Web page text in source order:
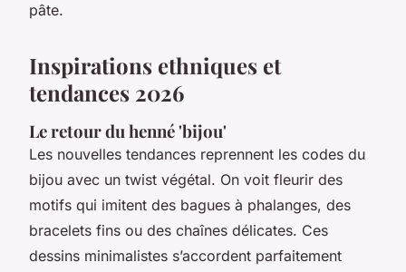
pâte.
Inspirations ethniques et
tendances 2026
Le retour du henné 'bijou'
Les nouvelles tendances reprennent les codes du
bijou avec un twist végétal. On voit fleurir des
motifs qui imitent des bagues à phalanges, des
bracelets fins ou des chaînes délicates. Ces
dessins minimalistes s’accordent parfaitement